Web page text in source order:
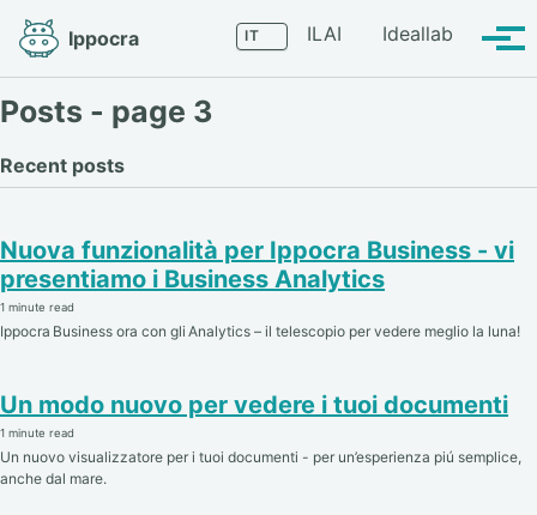
Skip
primary
navigation
Skip
content
Skip
footer
Ippocra LanguageILAI Ideallab
Posts - page 3
Recent posts
Nuova funzionalità per Ippocra Business - vi
presentiamo i Business Analytics
1 minute read
Ippocra Business ora con gli Analytics – il telescopio per vedere meglio la luna!
Un modo nuovo per vedere i tuoi documenti
1 minute read
Un nuovo visualizzatore per i tuoi documenti - per un’esperienza piú semplice,
anche dal mare.